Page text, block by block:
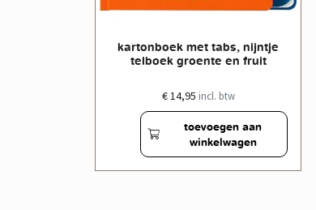
kartonboek met tabs, nijntje
telboek groente en fruit
€ 14,95 incl. btw
toevoegen aan
winkelwagen